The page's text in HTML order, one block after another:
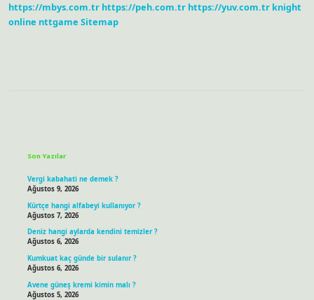
https://mbys.com.tr https://peh.com.tr https://yuv.com.tr knight
online nttgame Sitemap
Son Yazılar
Vergi kabahati ne demek ?
Ağustos 9, 2026
Kürtçe hangi alfabeyi kullanıyor ?
Ağustos 7, 2026
Deniz hangi aylarda kendini temizler ?
Ağustos 6, 2026
Kumkuat kaç günde bir sulanır ?
Ağustos 6, 2026
Avene güneş kremi kimin malı ?
Ağustos 5, 2026